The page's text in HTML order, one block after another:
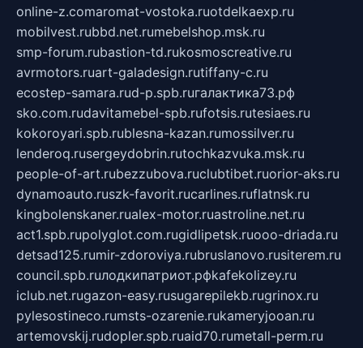
online-z.comaromat-vostoka.ruotdelkaexp.ru
mobilvest.rubbd.net.rumebelshop.msk.ru
smp-forum.rubastion-td.rukosmoscreative.ru
avrmotors.ruart-galadesign.rutiffany-c.ru
ecostep-samara.rud-p.spb.ruгалактика73.рф
sko.com.rudavitamebel-spb.rufotsis.rutesiaes.ru
kokoroyari.spb.rublesna-kazan.rumossilver.ru
lenderoq.rusergeydobrin.rutochkazvuka.msk.ru
people-of-art.rubezzubova.ruclubtibet.ruorior-aks.ru
dynamoauto.ruszk-favorit.rucarlines.ruflatnsk.ru
kingbolenskaner.rualex-motor.ruastroline.net.ru
act1.spb.rupolyglot.com.rugidlipetsk.ruooo-driada.ru
detsad125.rumir-zdoroviya.rubruslanovo.rusiterem.ru
council.spb.ruлодкипатриот.рфkafekolizey.ru
iclub.net.rugazon-easy.rusugarepilekb.rugrinox.ru
pylesostineco.rumsts-ozarenie.rukameryjooan.ru
artemovskij.rudopler.spb.ruaid70.rumetall-perm.ru